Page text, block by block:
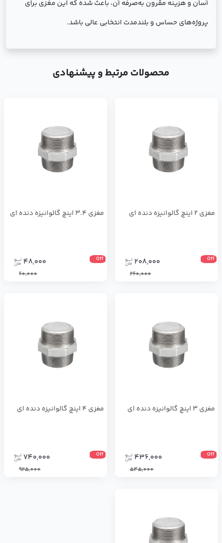
آسان و هزینه مقرون به‌صرفه آن، باعث شده که این مغزی برای
پروژه‌های حساس و بلندمدت انتخابی عالی باشد.
محصولات مرتبط و پیشنهادی
مغزی 2 اینچ گالوانیزه دنده ای
Off
208,000
260,000
مغزی 3.4 اینچ گالوانیزه دنده ای
Off
48,000
60,000
مغزی 3 اینچ گالوانیزه دنده ای
Off
436,000
545,000
مغزی 4 اینچ گالوانیزه دنده ای
Off
740,000
925,000